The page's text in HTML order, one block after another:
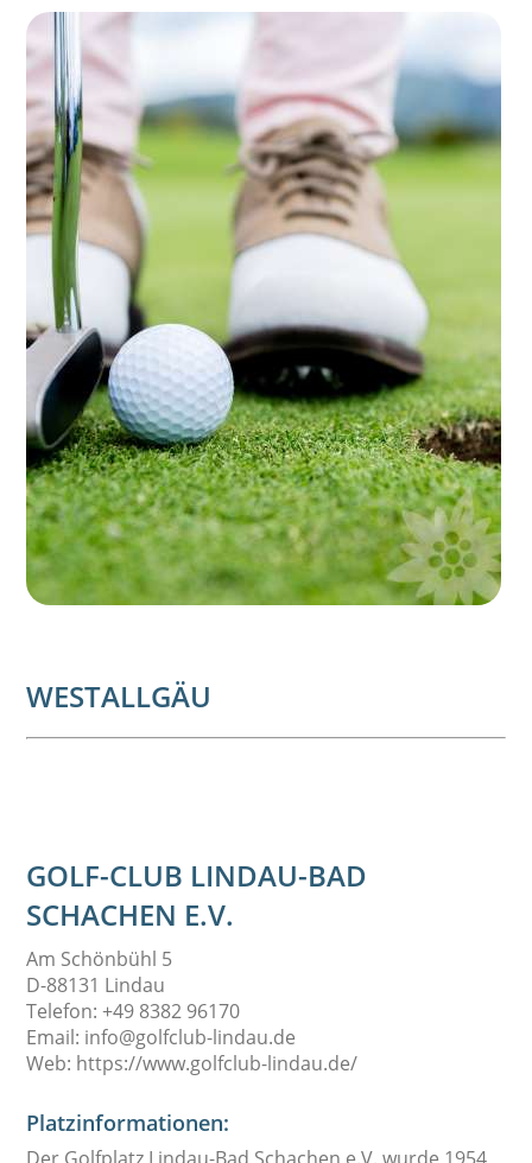
WESTALLGÄU
GOLF-CLUB LINDAU-BAD
SCHACHEN E.V.
Am Schönbühl 5
D-88131 Lindau
Telefon: +49 8382 96170
Email: info@golfclub-lindau.de
Web: https://www.golfclub-lindau.de/
Platzinformationen: